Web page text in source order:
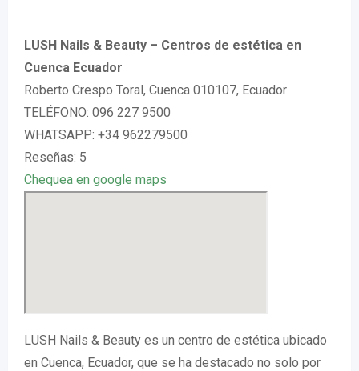
LUSH Nails & Beauty – Centros de estética en
Cuenca Ecuador
Roberto Crespo Toral, Cuenca 010107, Ecuador
TELÉFONO: 096 227 9500
WHATSAPP: +34 962279500
Reseñas: 5
Chequea en google maps
LUSH Nails & Beauty es un centro de estética ubicado
en Cuenca, Ecuador, que se ha destacado no solo por